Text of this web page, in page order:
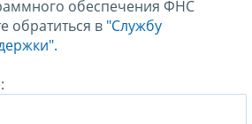
обеспечения ФНС
обратиться в "Службу